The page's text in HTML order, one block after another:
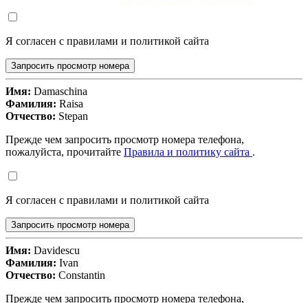
Я согласен с правилами и политикой сайта
Запросить просмотр номера
Имя: Damaschina
Фамилия: Raisa
Отчество: Stepan
Прежде чем запросить просмотр номера телефона,
пожалуйста, прочитайте Правила и политику сайта .
Я согласен с правилами и политикой сайта
Запросить просмотр номера
Имя: Davidescu
Фамилия: Ivan
Отчество: Constantin
Прежде чем запросить просмотр номера телефона,